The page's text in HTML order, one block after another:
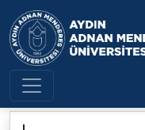
Aydın